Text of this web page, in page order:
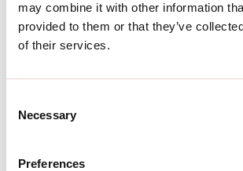
may combine it with other information
provided to them or that they’ve
of their services.
Selection
Necessary
Preferences
Download